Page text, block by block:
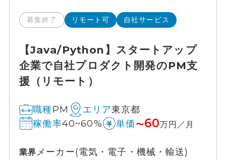
募集終了 リモート可 自社サービス
【Java/Python】スタートアップ
企業で自社プロダクト開発のPM支
援（リモート）
職種PM エリア東京都
稼働率40~60% 単価 〜60万円／月
業界メーカー(電気・電子・機械・輸送)